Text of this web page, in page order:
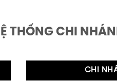
THỐNG CHI
CHI